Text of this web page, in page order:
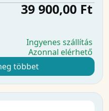
39 900,00 Ft
Ingyenes szállítás
Azonnal elérhető
többet